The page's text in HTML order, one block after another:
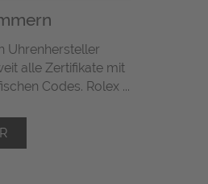
Uhrenhersteller
alle Zertifikate mit
Codes. Rolex ...